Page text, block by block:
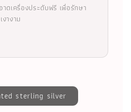
าดเครื่องประดับฟรี เพื่อรักษา
างาม
sterling silver